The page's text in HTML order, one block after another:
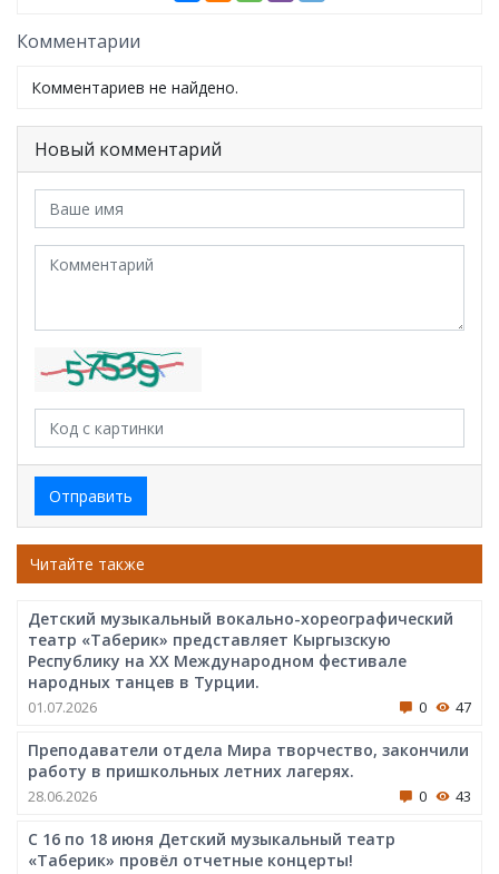
Комментарии
Комментариев не найдено.
Новый комментарий
Отправить
Читайте также
Детский музыкальный вокально-хореографический
театр «Таберик» представляет Кыргызскую
Республику на XX Международном фестивале
народных танцев в Турции.
01.07.2026 0 47
Преподаватели отдела Мира творчество, закончили
работу в пришкольных летних лагерях.
28.06.2026 0 43
С 16 по 18 июня Детский музыкальный театр
«Таберик» провёл отчетные концерты!